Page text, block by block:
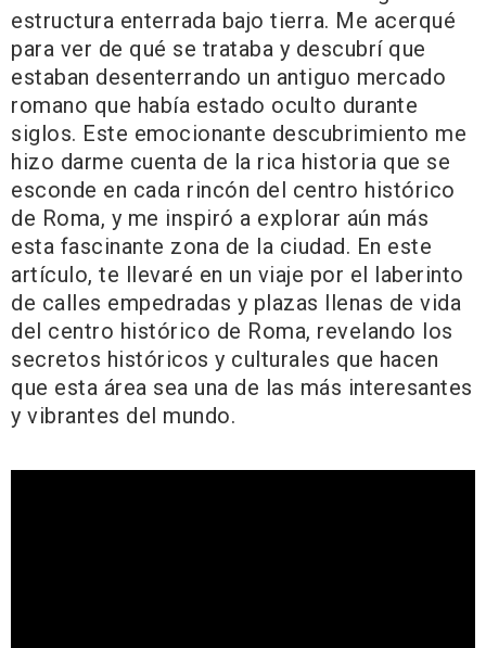
estructura enterrada bajo tierra. Me acerqué
para ver de qué se trataba y descubrí que
estaban desenterrando un antiguo mercado
romano que había estado oculto durante
siglos. Este emocionante descubrimiento me
hizo darme cuenta de la rica historia que se
esconde en cada rincón del centro histórico
de Roma, y me inspiró a explorar aún más
esta fascinante zona de la ciudad. En este
artículo, te llevaré en un viaje por el laberinto
de calles empedradas y plazas llenas de vida
del centro histórico de Roma, revelando los
secretos históricos y culturales que hacen
que esta área sea una de las más interesantes
y vibrantes del mundo.